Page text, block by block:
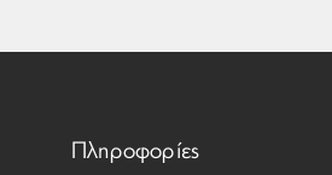
Πληροφορίες